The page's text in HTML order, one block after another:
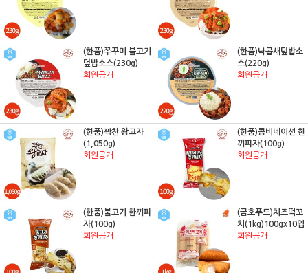
(한품)쭈꾸미 불고기
덮밥소스(230g)
회원공개
(한품)낙곱새덮밥소
스(220g)
회원공개
(한품)꽉찬 왕교자
(1,050g)
회원공개
(한품)콤비네이션 한
끼피자(100g)
회원공개
(한품)불고기 한끼피
자(100g)
회원공개
(금호푸드)치즈떡꼬
치(1kg)100gx10입
회원공개